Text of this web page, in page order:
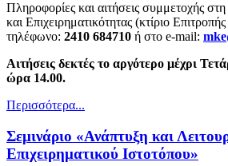
Πληροφορίες και αιτήσεις συμμετοχής
και Επιχειρηματικότητας (κτίριο
τηλέφωνο: 2410 684710 ή στο e-mail:
Αιτήσεις δεκτές το αργότερο μέχρι
ώρα 14.00.
Περισσότερα...
Σεμινάριο «Ανάπτυξη και
Επιχειρηματικού Ιστοτόπου»